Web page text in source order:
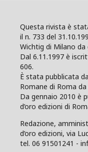
Questa rivista è
il n. 733 del
Wichtig di Milano
Dal 6.11.1997 è
606.
È stata pubblicata
Romane di Roma
Da gennaio 2010 è
d’oro edizioni di
Redazione,
d’oro edizioni, via
tel. 06 91501241 -